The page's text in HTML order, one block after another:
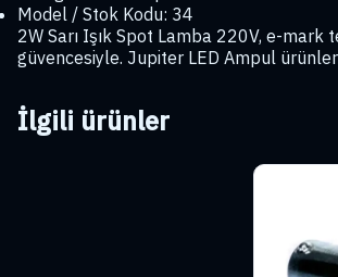
Model / Stok Kodu: 34
2W Sarı Işık Spot Lamba 220V, e-mark
güvencesiyle. Jupiter LED Ampul
İlgili ürünler